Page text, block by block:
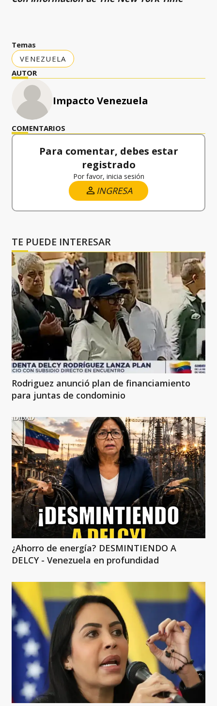
Temas
VENEZUELA
AUTOR
Impacto Venezuela
COMENTARIOS
Para comentar, debes estar
registrado
Por favor, inicia sesión
INGRESA
TE PUEDE INTERESAR
Rodriguez anunció plan de financiamiento
para juntas de condominio
¿Ahorro de energía? DESMINTIENDO A
DELCY - Venezuela en profundidad